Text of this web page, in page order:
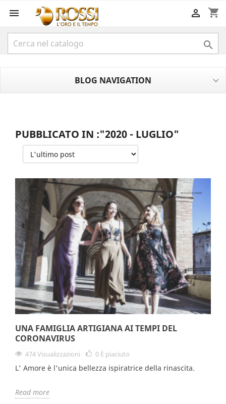
 shopping_cart


BLOG NAVIGATION
PUBBLICATO IN :"2020 - LUGLIO"
UNA FAMIGLIA ARTIGIANA AI TEMPI DEL
CORONAVIRUS
474 Visualizzazioni 0 È piaciuto
L' Amore è l'unica bellezza ispiratrice della rinascita.
Read more